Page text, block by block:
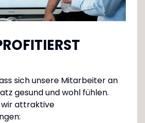
sich unsere Mitarbeiter an
gesund und wohl fühlen.
attraktive